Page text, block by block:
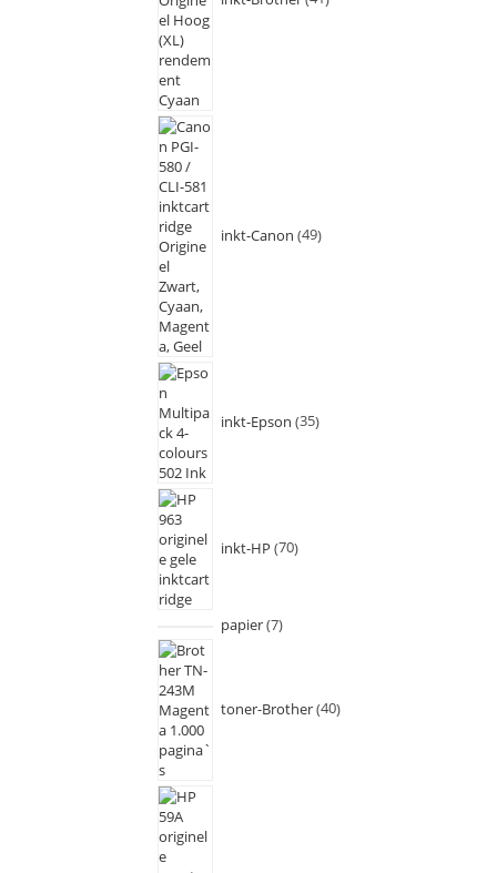
inkt-Canon 49
inkt-Epson 35
inkt-HP 70
papier 7
toner-Brother 40